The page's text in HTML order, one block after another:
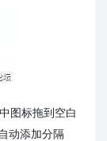
图标拖到空白
动添加分隔